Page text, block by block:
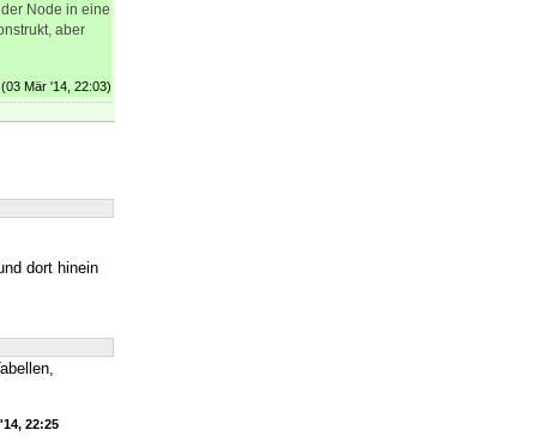
Node in eine
aber
(03 Mär '14, 22:03)
dort hinein
22:25